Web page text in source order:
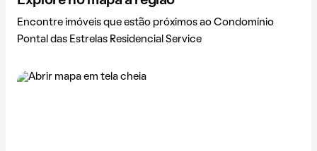
Encontre imóveis que estão próximos ao Condomínio
Pontal das Estrelas Residencial Service